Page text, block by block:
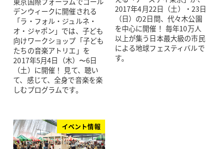
デンウィークに開催される
「ラ・フォル・ジュルネ・
オ・ジャポン」では、子ども
向けワークショップ「子ども
たちの音楽アトリエ」を
2017年5月4日（木）〜6日
（土）に開催！ 見て、聴い
て、感じて、全身で音楽を楽
しむプログラムです。
2017年4月22日（土）・23日
（日）の2日間、代々木公園
を中心に開催！ 毎年10万人
以上が集う日本最大級の市民
による地球フェスティバルで
す。
イベント情報